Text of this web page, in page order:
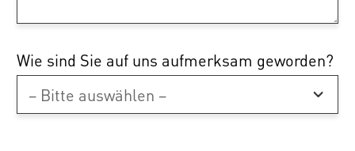
Wie sind Sie auf uns aufmerksam geworden?